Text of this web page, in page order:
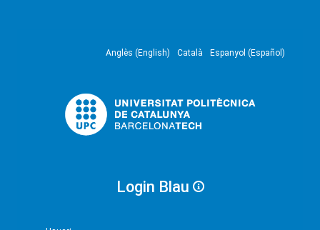
Anglès (English) Català Espanyol (Español)
Login Blau